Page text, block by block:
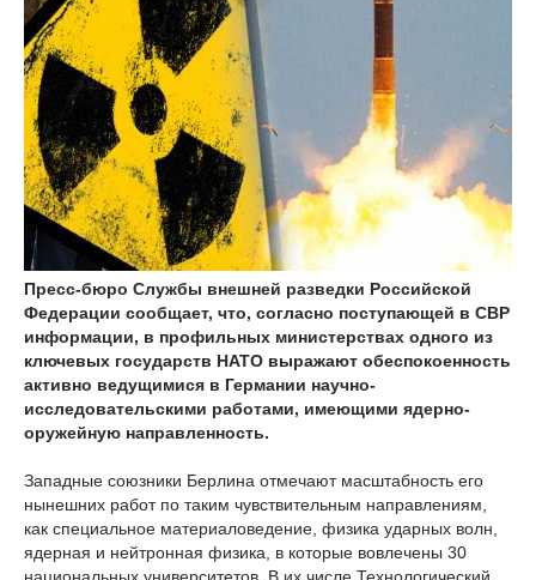
Пресс-бюро Службы внешней разведки Российской
Федерации сообщает, что, согласно поступающей в СВР
информации, в профильных министерствах одного из
ключевых государств НАТО выражают обеспокоенность
активно ведущимися в Германии научно-
исследовательскими работами, имеющими ядерно-
оружейную направленность.
Западные союзники Берлина отмечают масштабность его
нынешних работ по таким чувствительным направлениям,
как специальное материаловедение, физика ударных волн,
ядерная и нейтронная физика, в которые вовлечены 30